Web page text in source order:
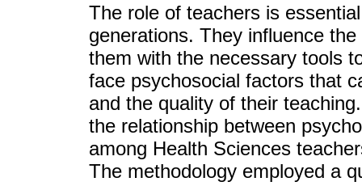
The role of teachers is
generations. They influence
them with the necessary tools
face psychosocial factors that
and the quality of their
the relationship between
among Health Sciences
The methodology employed a